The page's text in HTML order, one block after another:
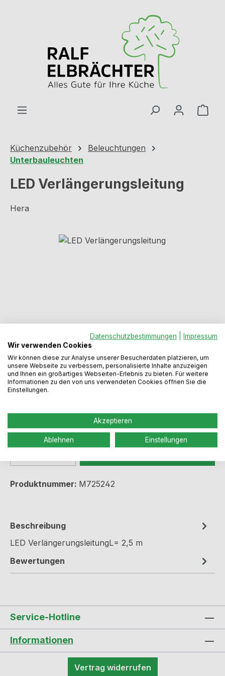
Küchenzubehör
Beleuchtungen
Unterbauleuchten
LED Verlängerungsleitung
Hera
Bildergalerie überspringen
Regulärer Preis:
8,11 €
Preise inkl. MwSt. zzgl. Versandkosten
Sofort verfügbar, Lieferzeit: 1-3 Werktage
Produktnummer: M725242
Beschreibung
LED VerlängerungsleitungL= 2,5 m
Bewertungen
Service-Hotline
Informationen
Vertrag widerrufen
Datenschutzbestimmungen
Impressum
Wir verwenden Cookies
Wir können diese zur Analyse unserer Besucherdaten platzieren, um
unsere Webseite zu verbessern, personalisierte Inhalte anzuzeigen
und Ihnen ein großartiges Webseiten-Erlebnis zu bieten. Für weitere
Informationen zu den von uns verwendeten Cookies öffnen Sie die
Einstellungen.
Akzeptieren
Ablehnen Einstellungen